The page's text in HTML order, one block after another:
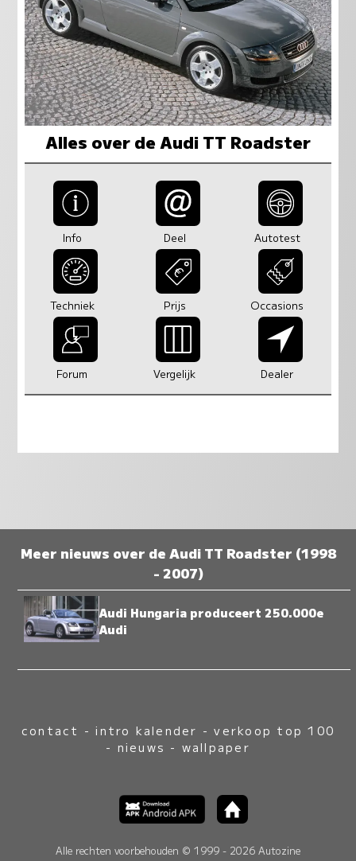
Alles over de Audi TT Roadster
Info Deel Autotest
Techniek Prijs Occasions
Forum Vergelijk Dealer
Meer nieuws over de Audi TT Roadster (1998
- 2007)
Audi Hungaria produceert 250.000e
Audi
contact -intro kalender -verkoop top 100
- nieuws - wallpaper
Alle rechten voorbehouden © 1999 - 2026 Autozine